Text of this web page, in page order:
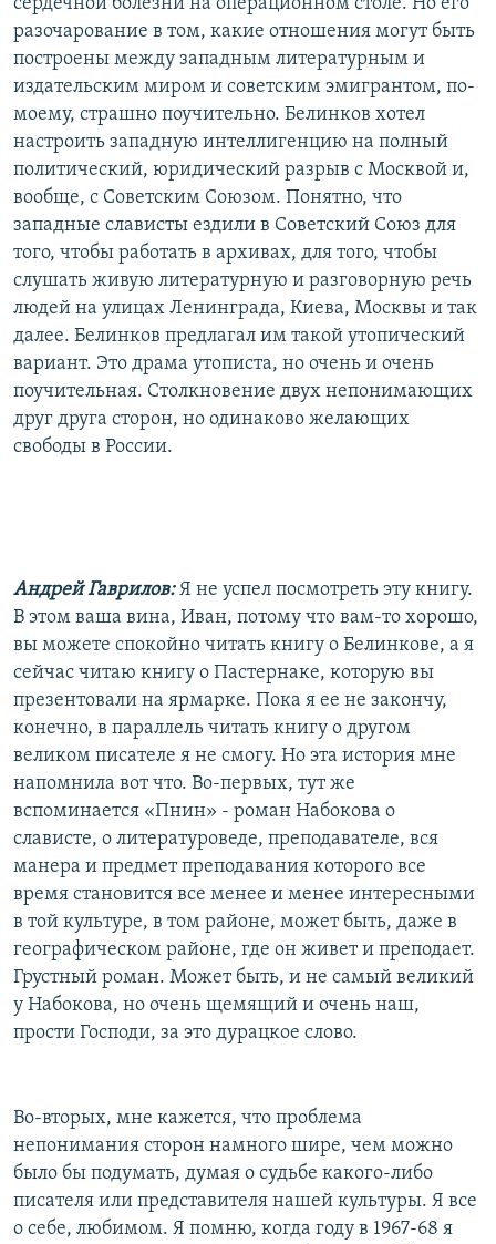
разочарование в том, какие отношения могут быть
построены между западным литературным и
издательским миром и советским эмигрантом, по-
моему, страшно поучительно. Белинков хотел
настроить западную интеллигенцию на полный
политический, юридический разрыв с Москвой и,
вообще, с Советским Союзом. Понятно, что
западные слависты ездили в Советский Союз для
того, чтобы работать в архивах, для того, чтобы
слушать живую литературную и разговорную речь
людей на улицах Ленинграда, Киева, Москвы и так
далее. Белинков предлагал им такой утопический
вариант. Это драма утописта, но очень и очень
поучительная. Столкновение двух непонимающих
друг друга сторон, но одинаково желающих
свободы в России.
Андрей Гаврилов:Я не успел посмотреть эту книгу.
В этом ваша вина, Иван, потому что вам-то хорошо,
вы можете спокойно читать книгу о Белинкове, а я
сейчас читаю книгу о Пастернаке, которую вы
презентовали на ярмарке. Пока я ее не закончу,
конечно, в параллель читать книгу о другом
великом писателе я не смогу. Но эта история мне
напомнила вот что. Во-первых, тут же
вспоминается «Пнин» - роман Набокова о
слависте, о литературоведе, преподавателе, вся
манера и предмет преподавания которого все
время становится все менее и менее интересными
в той культуре, в том районе, может быть, даже в
географическом районе, где он живет и преподает.
Грустный роман. Может быть, и не самый великий
у Набокова, но очень щемящий и очень наш,
прости Господи, за это дурацкое слово.
Во-вторых, мне кажется, что проблема
непонимания сторон намного шире, чем можно
было бы подумать, думая о судьбе какого-либо
писателя или представителя нашей культуры. Я все
о себе, любимом. Я помню, когда году в 1967-68 я